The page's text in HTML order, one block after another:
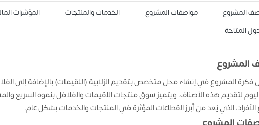
المشروع مواصفات المشروع الخدمات والمنتجات المؤشرات
المتاحة
المشروع
فكرة المشروع في إنشاء محل متخصص بتقديم الزلابية (اللقيمات) بالإضافة إلى
لتقديم هذه الأصناف. ويتميز سوق منتجات اللقيمات والفلافل بنموه السريع
الذي يُعد من أبرز القطاعات المؤثرة في المنتجات والخدمات بشكل عام.